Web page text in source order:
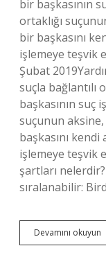
bir başkasının
ortaklığı
bir başkasını
işlemeye teşvik
Şubat
suçla
başkasının suç
suçunun aksine,
başkasını
işlemeye teşvik
şartları
sıralanabilir:
Devamını okuyun